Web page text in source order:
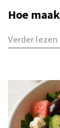
Hoe
Verder